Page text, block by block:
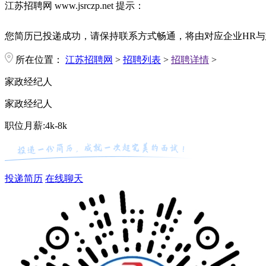
江苏招聘网 www.jsrczp.net 提示：
您简历已投递成功，请保持联系方式畅通，将由对应企业HR
所在位置： 江苏招聘网 > 招聘列表 > 招聘详情 >
家政经纪人
家政经纪人
职位月薪:4k-8k
投递简历 在线聊天